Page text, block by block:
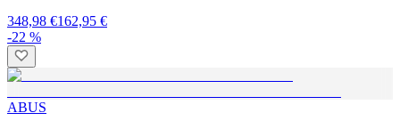
348,98 €162,95 €
-22 %
ABUS